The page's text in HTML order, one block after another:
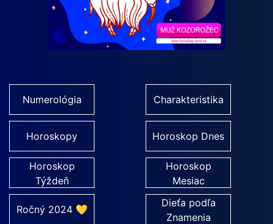
Numerológia Charakteristika
Horoskopy Horoskop Dnes
Horoskop
Týždeň
Horoskop
Mesiac
Ročný 2024 💛
Dieťa podľa
Znamenia